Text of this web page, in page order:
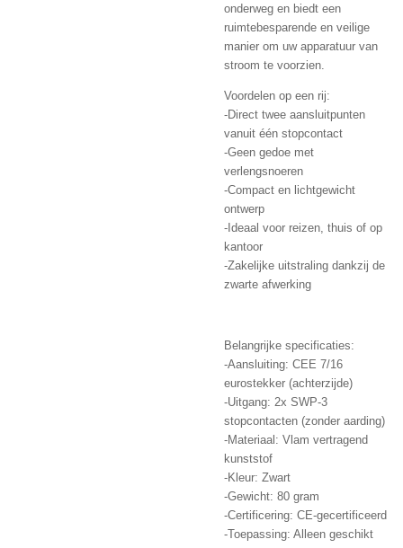
onderweg en biedt een
ruimtebesparende en veilige
manier om uw apparatuur van
stroom te voorzien.
Voordelen op een rij:
-Direct twee aansluitpunten
vanuit één stopcontact
-Geen gedoe met
verlengsnoeren
-Compact en lichtgewicht
ontwerp
-Ideaal voor reizen, thuis of op
kantoor
-Zakelijke uitstraling dankzij de
zwarte afwerking
Belangrijke specificaties:
-Aansluiting: CEE 7/16
eurostekker (achterzijde)
-Uitgang: 2x SWP-3
stopcontacten (zonder aarding)
-Materiaal: Vlam vertragend
kunststof
-Kleur: Zwart
-Gewicht: 80 gram
-Certificering: CE-gecertificeerd
-Toepassing: Alleen geschikt